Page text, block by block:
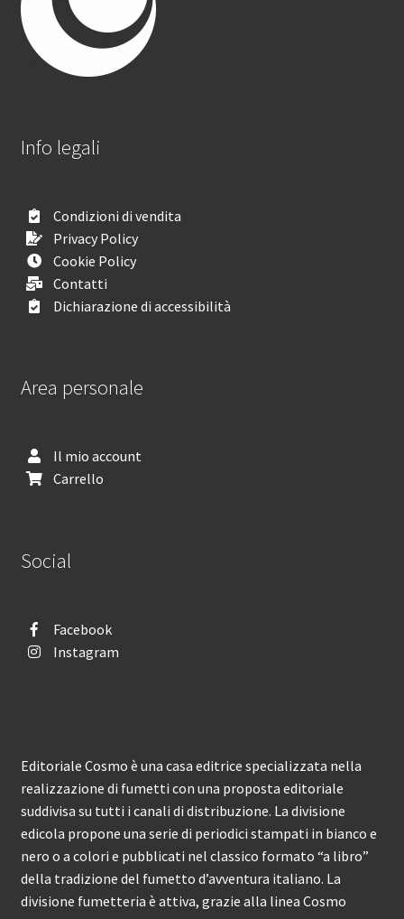
Info legali
Condizioni di vendita
Privacy Policy
Cookie Policy
Contatti
Dichiarazione di accessibilità
Area personale
Il mio account
Carrello
Social
Facebook
Instagram
Editoriale Cosmo è una casa editrice specializzata nella
realizzazione di fumetti con una proposta editoriale
suddivisa su tutti i canali di distribuzione. La divisione
edicola propone una serie di periodici stampati in bianco e
nero o a colori e pubblicati nel classico formato “a libro”
della tradizione del fumetto d’avventura italiano. La
divisione fumetteria è attiva, grazie alla linea Cosmo